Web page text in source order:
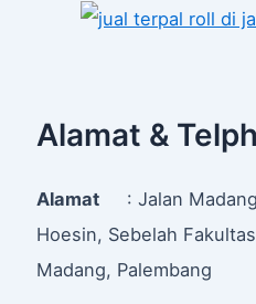
Alamat &
Alamat : Jalan
Hoesin, Sebelah
Madang, Palembang